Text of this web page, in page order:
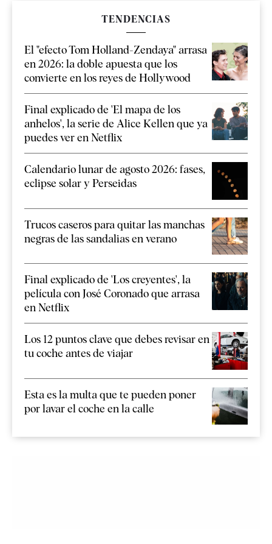
TENDENCIAS
El "efecto Tom Holland-Zendaya" arrasa
en 2026: la doble apuesta que los
convierte en los reyes de Hollywood
Final explicado de 'El mapa de los
anhelos', la serie de Alice Kellen que ya
puedes ver en Netflix
Calendario lunar de agosto 2026: fases,
eclipse solar y Perseidas
Trucos caseros para quitar las manchas
negras de las sandalias en verano
Final explicado de 'Los creyentes', la
película con José Coronado que arrasa
en Netflix
Los 12 puntos clave que debes revisar en
tu coche antes de viajar
Esta es la multa que te pueden poner
por lavar el coche en la calle